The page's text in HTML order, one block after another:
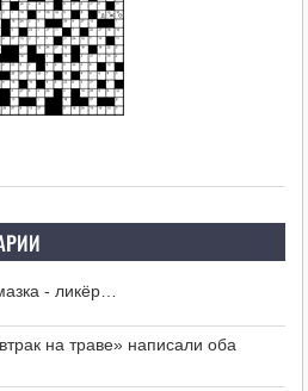
- ликёр…
на траве» написали оба